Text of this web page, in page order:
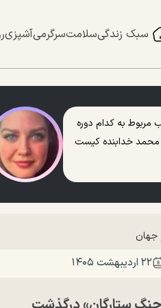
سبک زندگیسلامتسرگرمیآشپزی
مربوط به کدام دوره
خدابنده کیست
جهان
۲۲ ارديبهشت ۱۴۰۵